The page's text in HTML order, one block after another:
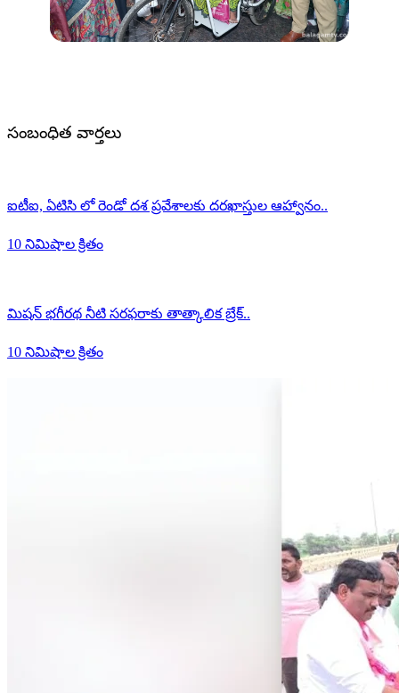
సంబంధిత వార్తలు
ఐటీఐ, ఏటిసి లో రెండో దశ ప్రవేశాలకు దరఖాస్తుల ఆహ్వానం..
10 నిమిషాల క్రితం
మిషన్ భగీరథ నీటి సరఫరాకు తాత్కాలిక బ్రేక్..
10 నిమిషాల క్రితం